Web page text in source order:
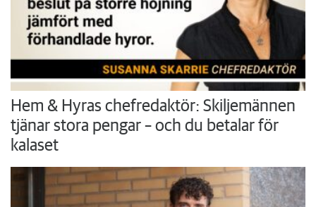
Hem & Hyras chefredaktör: Skiljemännen
tjänar stora pengar – och du betalar för
kalaset